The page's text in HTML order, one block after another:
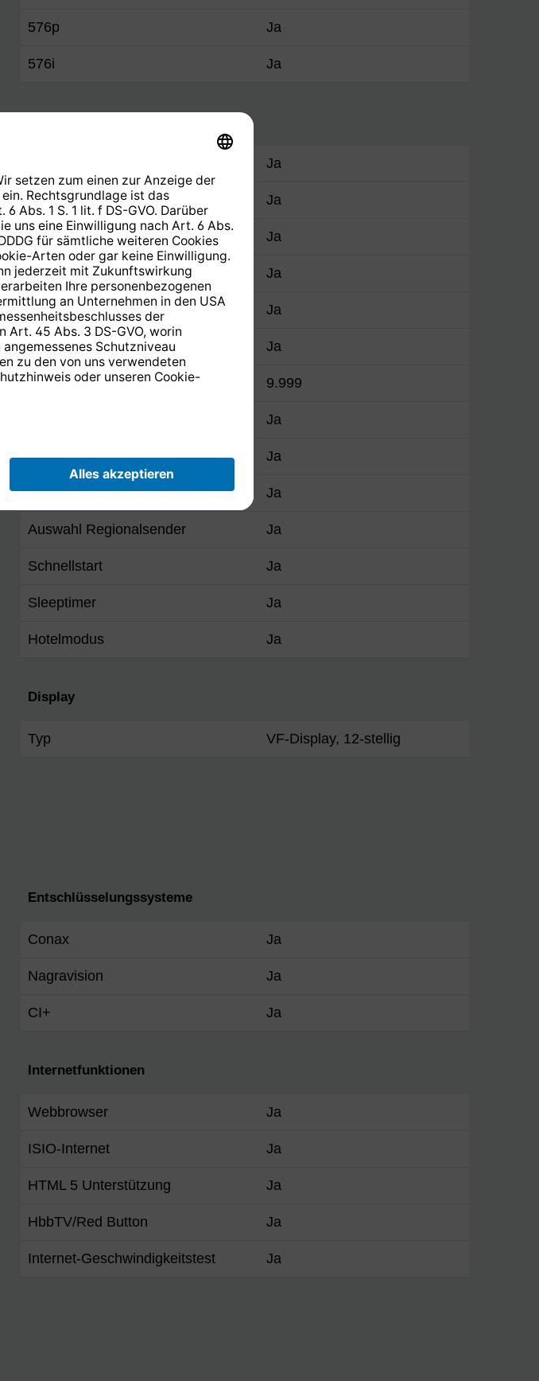
576p Ja
576i Ja
Ja
Teletextuntertitel Ja
Mediaplayer Ja
Programmplatzmischung Ja
Wecktimer Ja
Uhr Ja
Programmspeicherplätze 9.999
Ja
Fernbedienung Ja
Teletext Ja
Auswahl Regionalsender Ja
Schnellstart Ja
Sleeptimer Ja
Hotelmodus Ja
Display
Typ VF-Display, 12-stellig
Entschlüsselungssysteme
Conax Ja
Nagravision Ja
CI+ Ja
Internetfunktionen
Webbrowser Ja
ISIO-Internet Ja
HTML 5 Unterstützung Ja
HbbTV/Red Button Ja
Internet-Geschwindigkeitstest Ja